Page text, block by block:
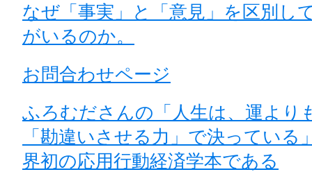
なぜ「事実」と「意見」を区別し
がいるのか。
お問合わせページ
ふろむださんの「人生は、運より
「勘違いさせる力」で決っている
界初の応用行動経済学本である